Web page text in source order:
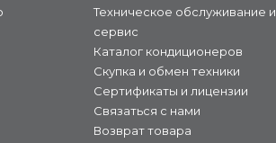
Техническое обслуживание и
сервис
Каталог кондиционеров
Скупка и обмен техники
Сертификаты и лицензии
Связаться с нами
Возврат товара